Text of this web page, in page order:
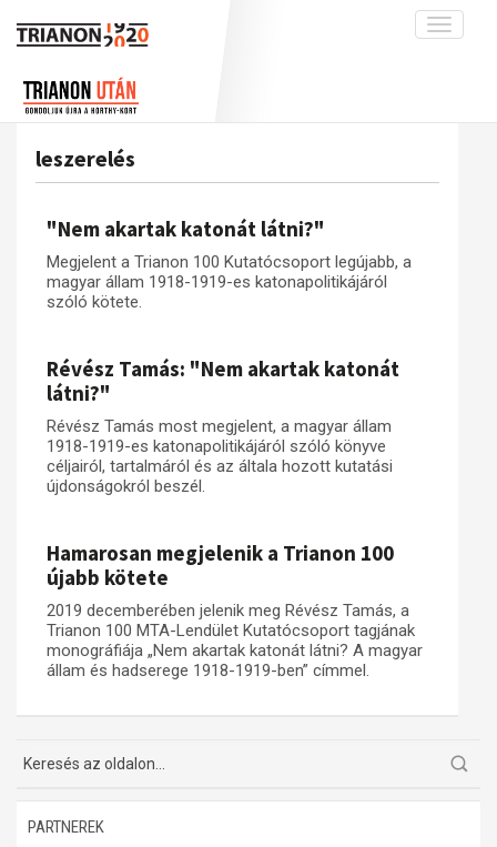
Toggle
A békerendszer megszilárdulása
Utókor és emlékezet
Adatbázis
Trianon-kommentár
Dokumentumok
A trianoni szerződés
leszerelés
"Nem akartak katonát látni?"
Megjelent a Trianon 100 Kutatócsoport legújabb, a
magyar állam 1918-1919-es katonapolitikájáról
szóló kötete.
Révész Tamás: "Nem akartak katonát
látni?"
Révész Tamás most megjelent, a magyar állam
1918-1919-es katonapolitikájáról szóló könyve
céljairól, tartalmáról és az általa hozott kutatási
újdonságokról beszél.
Hamarosan megjelenik a Trianon 100
újabb kötete
2019 decemberében jelenik meg Révész Tamás, a
Trianon 100 MTA-Lendület Kutatócsoport tagjának
monográfiája „Nem akartak katonát látni? A magyar
állam és hadserege 1918-1919-ben” címmel.
PARTNEREK